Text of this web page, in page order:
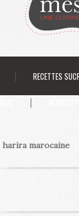
RECETTES
harira marocaine